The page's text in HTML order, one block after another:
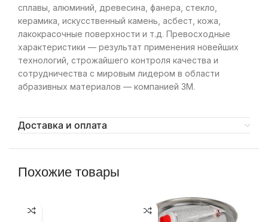
сплавы, алюминий, древесина, фанера, стекло,
керамика, искусственный камень, асбест, кожа,
лакокрасочные поверхности и т.д. Превосходные
характеристики — результат применения новейших
технологий, строжайшего контроля качества и
сотрудничества с мировым лидером в области
абразивных материалов — компанией 3М.
Доставка и оплата
Похожие товары